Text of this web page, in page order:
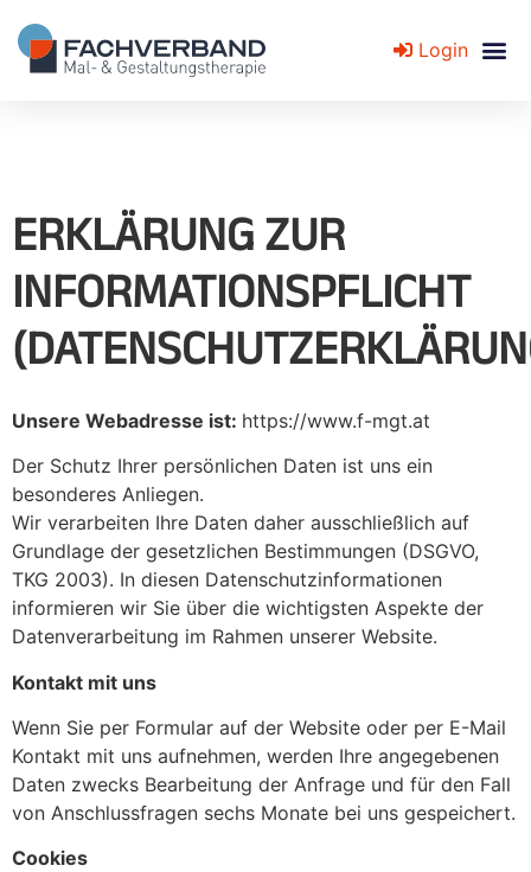
Login
ERKLÄRUNG ZUR
INFORMATIONSPFLICHT
Unsere Webadresse ist: https://www.f-mgt.at
Der Schutz Ihrer persönlichen Daten ist uns ein
besonderes Anliegen.
Wir verarbeiten Ihre Daten daher ausschließlich auf
Grundlage der gesetzlichen Bestimmungen (DSGVO,
TKG 2003). In diesen Datenschutzinformationen
informieren wir Sie über die wichtigsten Aspekte der
Datenverarbeitung im Rahmen unserer Website.
Kontakt mit uns
Wenn Sie per Formular auf der Website oder per E-Mail
Kontakt mit uns aufnehmen, werden Ihre angegebenen
Daten zwecks Bearbeitung der Anfrage und für den Fall
von Anschlussfragen sechs Monate bei uns gespeichert.
Cookies